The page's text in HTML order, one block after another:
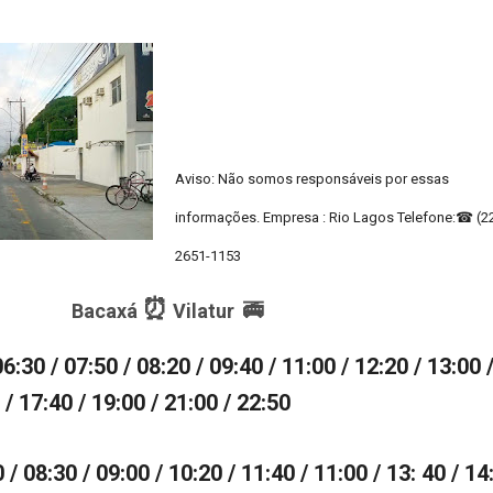
Aviso: Não somos responsáveis por essas
informações. Empresa : Rio Lagos Telefone:☎
2651-1153
Bacaxá ⏰ Vilatur 🚎
/ 07:50 / 08:20 / 09:40 / 11:00 / 12:20 / 13:00 /
17:40 / 19:00 / 21:00 / 22:50
08:30 / 09:00 / 10:20 / 11:40 / 11:00 / 13: 40 /